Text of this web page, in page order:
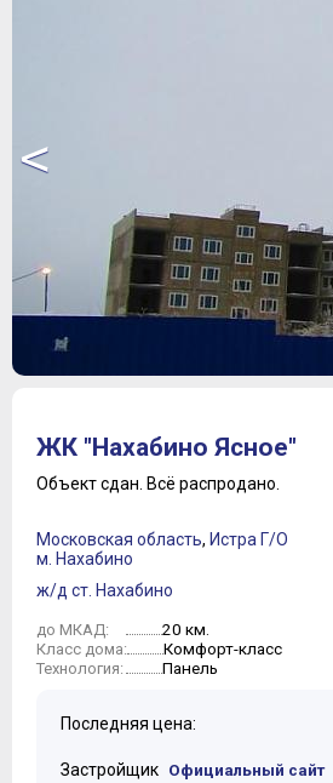
<
3
4
6
7
8
10
ЖК "Нахабино Ясное"
Объект сдан. Всё распродано.
Московская область, Истра Г/О
м. Нахабино
ж/д ст. Нахабино
до МКАД: 20 км.
Класс дома: Комфорт-класс
Технология: Панель
Последняя цена:
Застройщик Официальный сайт